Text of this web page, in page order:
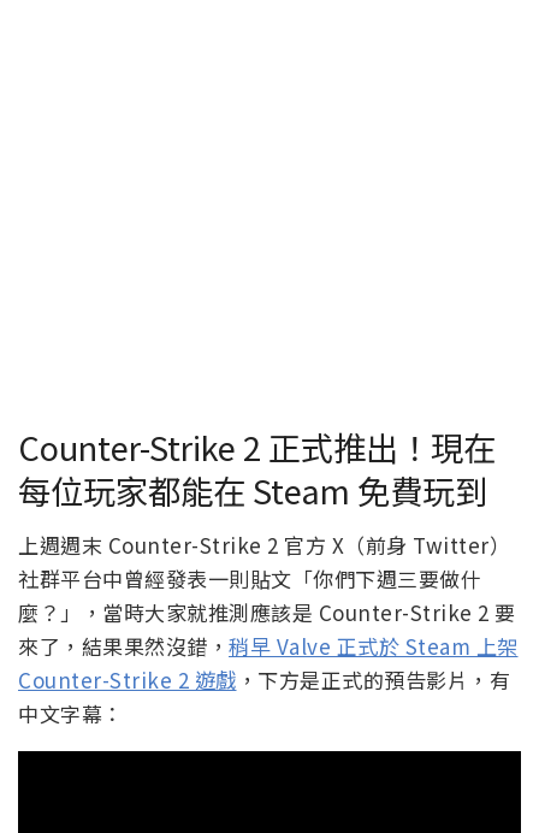
Counter-Strike 2 正式推出！現在
每位玩家都能在 Steam 免費玩到
上週週末 Counter-Strike 2 官方 X（前身 Twitter）
社群平台中曾經發表一則貼文「你們下週三要做什
麼？」，當時大家就推測應該是 Counter-Strike 2 要
來了，結果果然沒錯， 稍早 Valve 正式於 Steam 上架
Counter-Strike 2 遊戲 ，下方是正式的預告影片，有
中文字幕：